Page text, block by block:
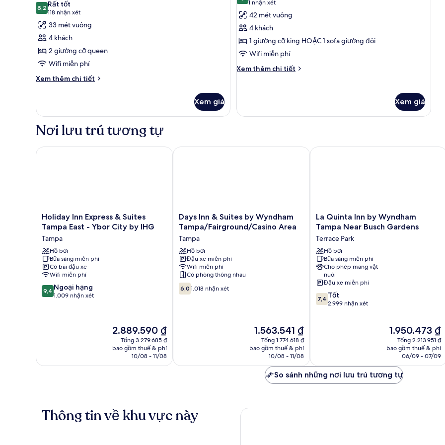
ảnh
Phòng
Tiêu
chuẩn,
2
giường
cỡ
hút
thuốc
8,28,2 trên 10
Rất tốt
118 nhận xét
(118
nhận
xét)
33 mét vuông
4 khách
2 giường cỡ queen
Wifi miễn phí
Xem thêm chi tiết
Chi
Phòng
chuẩn,
giường
Xem giá
ảnh
Phòng
Suite,
không
hút
thuốc
1 nhận xét
(1
nhận
xét)
42 mét vuông
4 khách
1 giường cỡ king HOẶC 1 sofa giường đôi
Wifi miễn phí
Xem thêm chi tiết
Chi
Suite,
Xem giá
Nơi lưu trú tương tự
Holiday
Inn
Express
&
Suites
Tampa
East
-
Ybor
City
Holiday Inn Express & Suites
Tampa East - Ybor City by IHG
Tampa
Hồ bơi
Bữa sáng miễn phí
Có bãi đậu xe
Wifi miễn phí
9.4
trên
9,4 Ngoại hạng
1.009 nhận xét
Giá
hiện
tại
2.889.590 ₫
2.889.590 ₫
Tổng 3.279.685 ₫
bao gồm thuế & phí
10/08 - 11/08
Holiday Inn Express & Suites Tampa East - Ybor City by IHG
Days
Inn
Suites
by
Wyndham
Tampa/Fairground/Casino
Area
Tampa
Days Inn & Suites by Wyndham
Tampa/Fairground/Casino Area
Tampa
Hồ bơi
Đậu xe miễn phí
Wifi miễn phí
Có phòng thông nhau
6.0
trên
6,0 1.018 nhận xét
Giá
hiện
tại
1.563.541 ₫
1.563.541 ₫
Tổng 1.774.618 ₫
bao gồm thuế & phí
10/08 - 11/08
Days Inn & Suites by Wyndham Tampa/Fairground/Casino Area
La
Quinta
by
Wyndham
Tampa
Near
Busch
Gardens
Terrace
Park
La Quinta Inn by Wyndham
Tampa Near Busch Gardens
Terrace Park
Hồ bơi
Bữa sáng miễn phí
Cho phép mang vật
nuôi
Đậu xe miễn phí
7.4
trên
7,4 Tốt
2.999 nhận xét
Giá
hiện
tại
1.950.473 ₫
1.950.473 ₫
Tổng 2.213.951 ₫
bao gồm thuế & phí
06/09 - 07/09
La Quinta Inn by Wyndham Tampa
So sánh những nơi lưu trú tương tự
Thông tin về khu vực này